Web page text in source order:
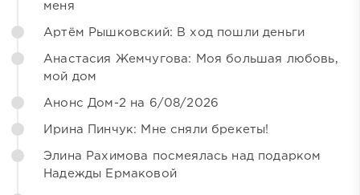
меня
Артём Рышковский: В ход пошли деньги
Анастасия Жемчугова: Моя большая любовь,
мой дом
Анонс Дом-2 на 6/08/2026
Ирина Пинчук: Мне сняли брекеты!
Элина Рахимова посмеялась над подарком
Надежды Ермаковой